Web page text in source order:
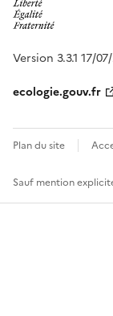
Version 3.3.1 17/
ecologie.gouv.fr
Plan du site
Sauf mention